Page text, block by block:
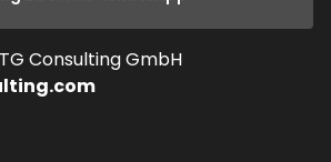
Consulting GmbH